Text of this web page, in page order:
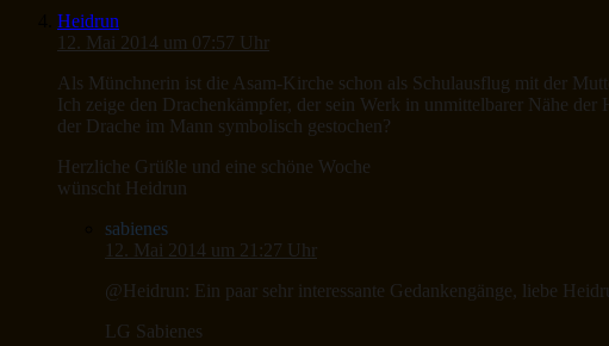
Heidrun
12. Mai 2014 um 07:57 Uhr
Als Münchnerin ist die Asam-Kirche schon als Schulausflug mit der
Ich zeige den Drachenkämpfer, der sein Werk in unmittelbarer Nähe
der Drache im Mann symbolisch gestochen?
Herzliche Grüßle und eine schöne Woche
wünscht Heidrun
sabienes
12. Mai 2014 um 21:27 Uhr
@Heidrun: Ein paar sehr interessante Gedankengänge, liebe
LG Sabienes